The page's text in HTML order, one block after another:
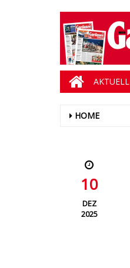
AKTUELL
HOME
10
DEZ
2025